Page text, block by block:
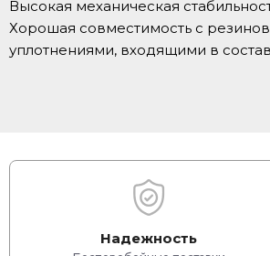
Высокая механическая
Хорошая совместимость с
уплотнениями, входящими в
Надежность